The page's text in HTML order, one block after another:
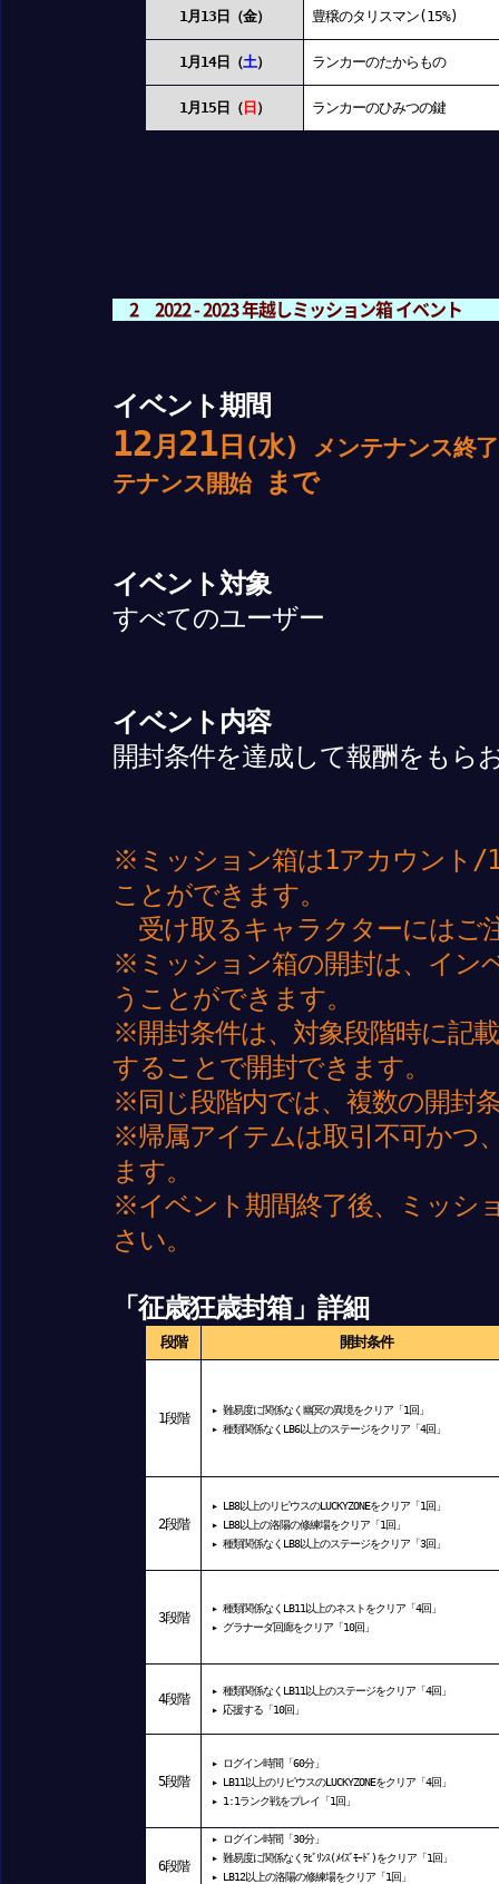
1月13日（金） 豊穣のタリスマン(15%)
1月14日（土） ランカーのたからもの
1月15日（ 日 ） ランカーのひみつの鍵
2 2022 - 2023 年越しミッション箱 イベント
イベント期間
12月 21 日(水) メンテナンス終了
テナンス開始まで
イベント対象
すべてのユーザー
イベント内容
開封条件を達成して報酬をもら
※ミッション箱は1アカウント/
ことができます。
受け取るキャラクターにはご
※ミッション箱の開封は、イン
うことができます。
※開封条件は、対象段階時に記
することで開封できます。
※同じ段階内では、複数の開封
※帰属アイテムは取引不可かつ
ます。
※イベント期間終了後、ミッシ
さい。
「征歳狂歳封箱」詳細
段階 開封条件
1段階
▸ 難易度に関係なく幽冥の異境をクリア「1回」
▸ 種類関係なくLB6以上のステージをクリア「4回」
2段階
▸ LB8以上のリピウスのLUCKYZONEをクリア「1回」
▸ LB8以上の洛陽の修練場をクリア「1回」
▸ 種類関係なくLB8以上のステージをクリア「3回」
3段階
▸ 種類関係なくLB11以上のネストをクリア「4回」
▸ グラナーダ回廊をクリア「10回」
4段階
▸ 種類関係なくLB11以上のステージをクリア「4回」
▸ 応援する「10回」
5段階
▸ ログイン時間「60分」
▸ LB11以上のリピウスのLUCKYZONEをクリア「4回」
▸ 1:1ランク戦をプレイ「1回」
6段階
▸ ログイン時間「30分」
▸ 難易度に関係なくﾗﾋﾞﾘﾝｽ(ﾒｲｽﾞﾓｰﾄﾞ)をクリア「1回」
▸ LB12以上の洛陽の修練場をクリア「1回」